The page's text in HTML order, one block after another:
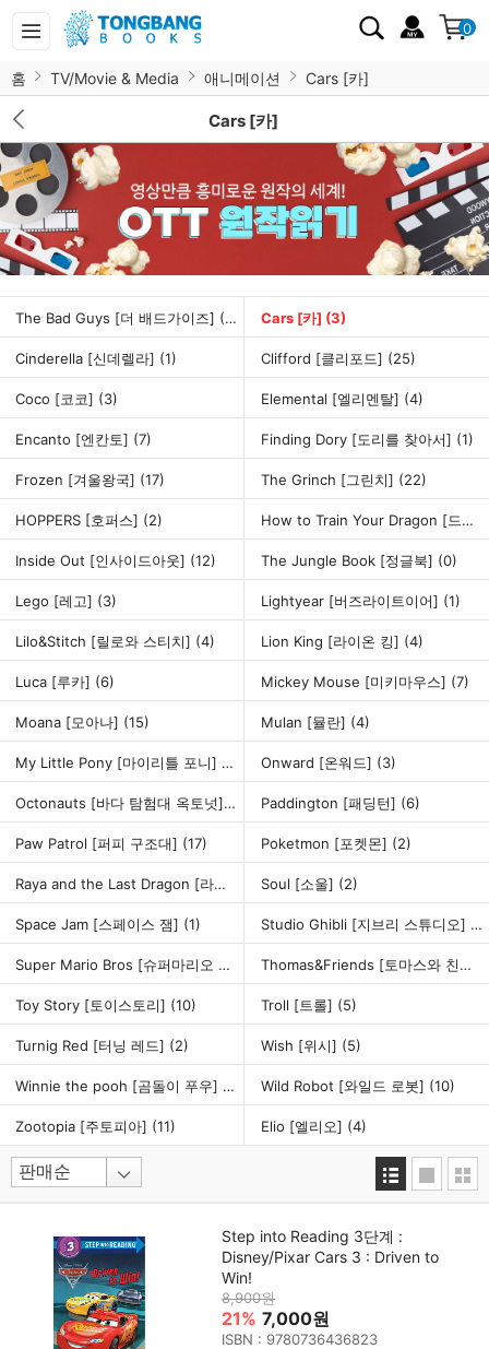
0
홈 TV/Movie & Media 애니메이션 Cars [카]
Cars [카]
The Bad Guys [더 배드가이즈] (32) Cars [카] (3)
Cinderella [신데렐라] (1) Clifford [클리포드] (25)
Coco [코코] (3) Elemental [엘리멘탈] (4)
Encanto [엔칸토] (7) Finding Dory [도리를 찾아서] (1)
Frozen [겨울왕국] (17) The Grinch [그린치] (22)
HOPPERS [호퍼스] (2) How to Train Your Dragon [드래곤 길들이기]
Inside Out [인사이드아웃] (12) The Jungle Book [정글북] (0)
Lego [레고] (3) Lightyear [버즈라이트이어] (1)
Lilo&Stitch [릴로와 스티치] (4) Lion King [라이온 킹] (4)
Luca [루카] (6) Mickey Mouse [미키마우스] (7)
Moana [모아나] (15) Mulan [뮬란] (4)
My Little Pony [마이리틀 포니]
(15) Onward [온워드] (3)
Octonauts [바다 탐험대 옥토넛](10) Paddington [패딩턴] (6)
Paw Patrol [퍼피 구조대] (17) Poketmon [포켓몬] (2)
Raya and the Last Dragon [라야와 마지막 드래곤] (3)
Soul [소울] (2)
Space Jam [스페이스 잼] (1) Studio Ghibli [지브리 스튜디오]
Super Mario Bros [슈퍼마리오 브라더스] (6) Thomas&Friends [토마스와 친구들]
Toy Story [토이스토리] (10) Troll [트롤] (5)
Turnig Red [터닝 레드] (2) Wish [위시] (5)
Winnie the pooh [곰돌이 푸우]
(8) Wild Robot [와일드 로봇] (10)
Zootopia [주토피아] (11) Elio [엘리오] (4)
Step into Reading 3단계 :
Disney/Pixar Cars 3 : Driven to
Win!
8,900원
21% 7,000원
ISBN : 9780736436823